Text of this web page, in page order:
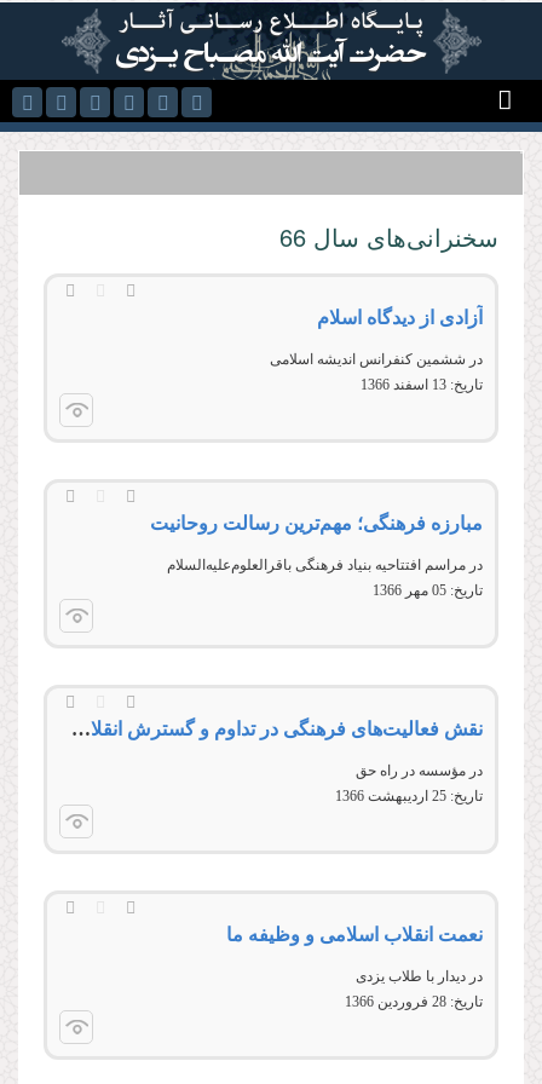
رفتن به محتوای اصلی
سخنرانی‌های سال 66
آزادی از دیدگاه اسلام
در ششمین کنفرانس اندیشه اسلامی
تاریخ: 13 اسفند 1366
مبارزه فرهنگی؛ مهم‌ترین رسالت روحانیت
در مراسم افتتاحیه بنیاد فرهنگی باقرالعلوم‌علیه‌السلام
تاریخ: 05 مهر 1366
نقش فعالیت‌های فرهنگی در تداوم و گسترش انقلاب اسلامی
در مؤسسه در راه حق
تاریخ: 25 ارديبهشت 1366
نعمت انقلاب اسلامی و وظیفه ما
در دیدار با طلاب یزدی
تاریخ: 28 فروردين 1366